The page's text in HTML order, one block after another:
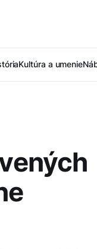
Kultúra a umenie